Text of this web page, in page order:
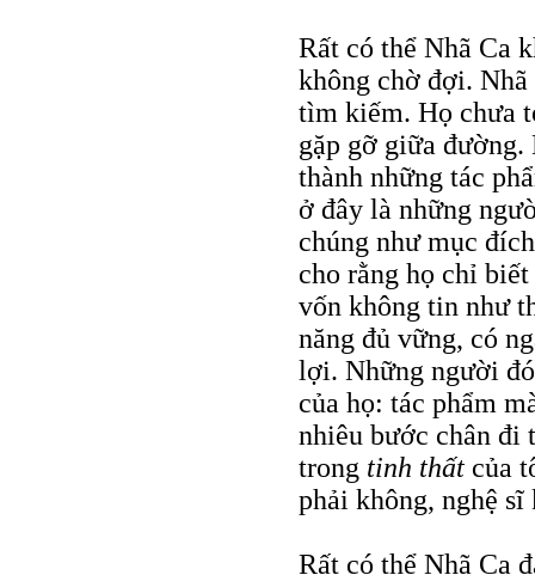
Rất có thể Nhã Ca
không chờ đợi.
tìm kiếm. Họ chưa
gặp gỡ giữa
thành những tác
ở đây là những
chúng như mục
cho rằng họ chỉ
vốn không tin như
năng đủ vững, có
lợi. Những người đó
của họ: tác phẩm
nhiêu bước chân đi
trong tinh thất của
phải không, nghệ sĩ
Rất có thể Nhã Ca